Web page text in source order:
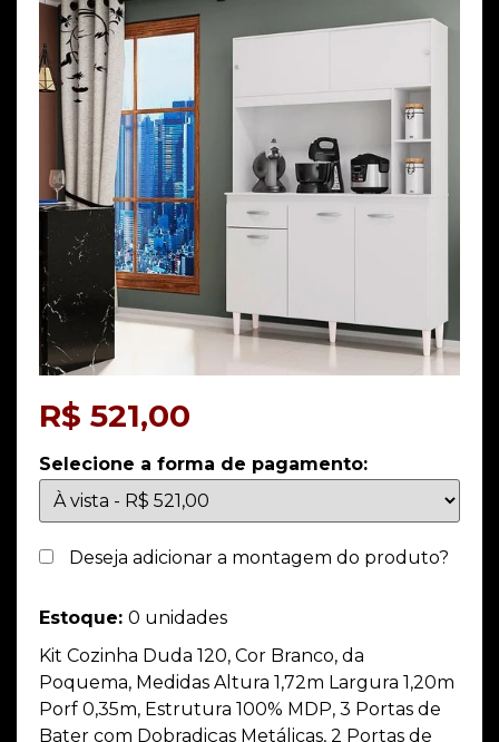
R$ 521,00
Selecione a forma de pagamento:
Deseja adicionar a montagem do produto?
Estoque: 0 unidades
Kit Cozinha Duda 120, Cor Branco, da
Poquema, Medidas Altura 1,72m Largura 1,20m
Porf 0,35m, Estrutura 100% MDP, 3 Portas de
Bater com Dobradiças Metálicas, 2 Portas de